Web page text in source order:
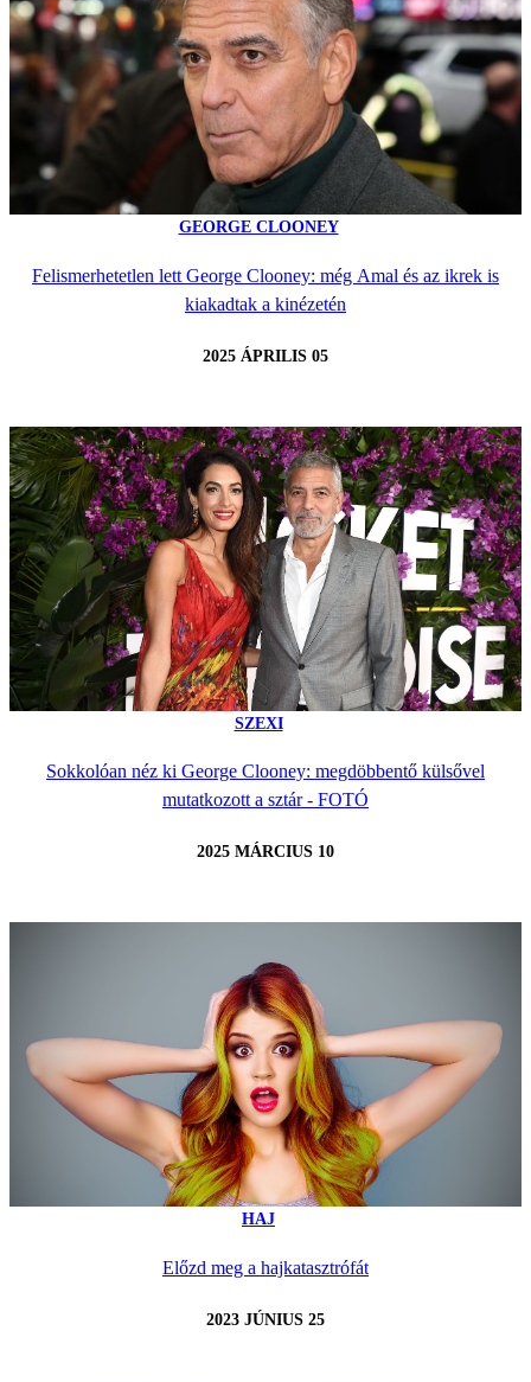
GEORGE CLOONEY
Felismerhetetlen lett George Clooney: még Amal és az ikrek is
kiakadtak a kinézetén
2025 ÁPRILIS 05
SZEXI
Sokkolóan néz ki George Clooney: megdöbbentő külsővel
mutatkozott a sztár - FOTÓ
2025 MÁRCIUS 10
HAJ
Előzd meg a hajkatasztrófát
2023 JÚNIUS 25